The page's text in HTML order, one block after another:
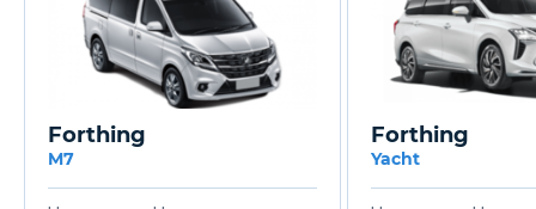
Forthing
M7
Forthing
Yacht